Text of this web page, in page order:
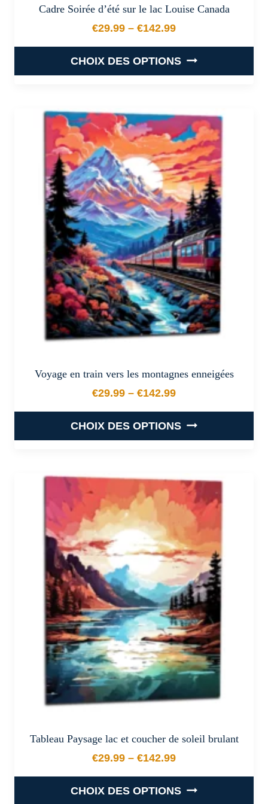
Cadre Soirée d’été sur le lac Louise Canada
€29.99 – €142.99
Plage de prix : €29.99 à
CHOIX DES OPTIONS
a
plusieurs
variations.
Les
options
peuvent
être
choisies
sur
la
page
du
produit
Voyage en train vers les montagnes enneigées
€29.99 – €142.99
Plage de prix : €29.99 à
CHOIX DES OPTIONS
a
plusieurs
variations.
Les
options
peuvent
être
choisies
sur
la
page
du
produit
Tableau Paysage lac et coucher de soleil brulant
€29.99 – €142.99
Plage de prix : €29.99 à
CHOIX DES OPTIONS